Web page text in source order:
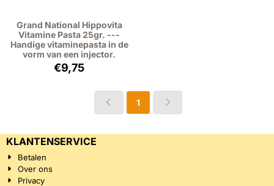
Grand National Hippovita
Vitamine Pasta 25gr. ---
Handige vitaminepasta in de
vorm van een injector.
Prijs: 9,75, exclusief btw: 8,95
€9,75
1
KLANTENSERVICE
Betalen
Over ons
Privacy